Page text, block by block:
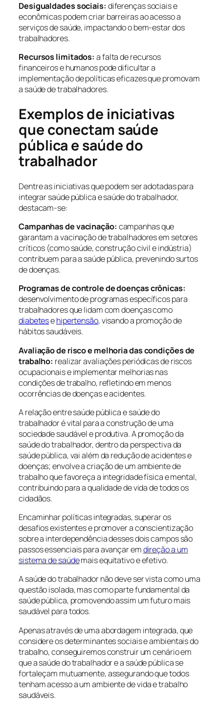
Desigualdades sociais: diferenças sociais e
econômicas podem criar barreiras ao acesso a
serviços de saúde, impactando o bem-estar dos
trabalhadores.
Recursos limitados: a falta de recursos
financeiros e humanos pode dificultar a
implementação de políticas eficazes que promovam
a saúde de trabalhadores.
Exemplos de iniciativas
que conectam saúde
pública e saúde do
trabalhador
Dentre as iniciativas que podem ser adotadas para
integrar saúde pública e saúde do trabalhador,
destacam-se:
Campanhas de vacinação: campanhas que
garantam a vacinação de trabalhadores em setores
críticos (como saúde, construção civil e indústria)
contribuem para a saúde pública, prevenindo surtos
de doenças.
Programas de controle de doenças crônicas:
desenvolvimento de programas específicos para
trabalhadores que lidam com doenças como
diabetesehipertensão, visando a promoção de
hábitos saudáveis.
Avaliação de risco e melhoria das condições de
trabalho: realizar avaliações periódicas de riscos
ocupacionais e implementar melhorias nas
condições de trabalho, refletindo em menos
ocorrências de doenças e acidentes.
A relação entre saúde pública e saúde do
trabalhador é vital para a construção de uma
sociedade saudável e produtiva. A promoção da
saúde do trabalhador, dentro da perspectiva da
saúde pública, vai além da redução de acidentes e
doenças; envolve a criação de um ambiente de
trabalho que favoreça a integridade física e mental,
contribuindo para a qualidade de vida de todos os
cidadãos.
Encaminhar políticas integradas, superar os
desafios existentes e promover a conscientização
sobre a interdependência desses dois campos são
passos essenciais para avançar emdireção a um
sistema de saúdemais equitativo e efetivo.
A saúde do trabalhador não deve ser vista como uma
questão isolada, mas como parte fundamental da
saúde pública, promovendo assim um futuro mais
saudável para todos.
Apenas através de uma abordagem integrada, que
considere os determinantes sociais e ambientais do
trabalho, conseguiremos construir um cenário em
que a saúde do trabalhador e a saúde pública se
fortaleçam mutuamente, assegurando que todos
tenham acesso a um ambiente de vida e trabalho
saudáveis.